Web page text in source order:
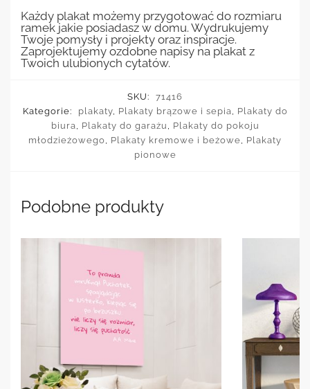
Każdy plakat możemy przygotować do rozmiaru
ramek jakie posiadasz w domu. Wydrukujemy
Twoje pomysły i projekty oraz inspiracje.
Zaprojektujemy ozdobne napisy na plakat z
Twoich ulubionych cytatów.
SKU:
71416
Kategorie:
plakaty, Plakaty brązowe i sepia
Plakaty do
biura
Plakaty do garażu
Plakaty do pokoju
młodzieżowego
Plakaty kremowe i beżowe
Plakaty
pionowe
Podobne produkty